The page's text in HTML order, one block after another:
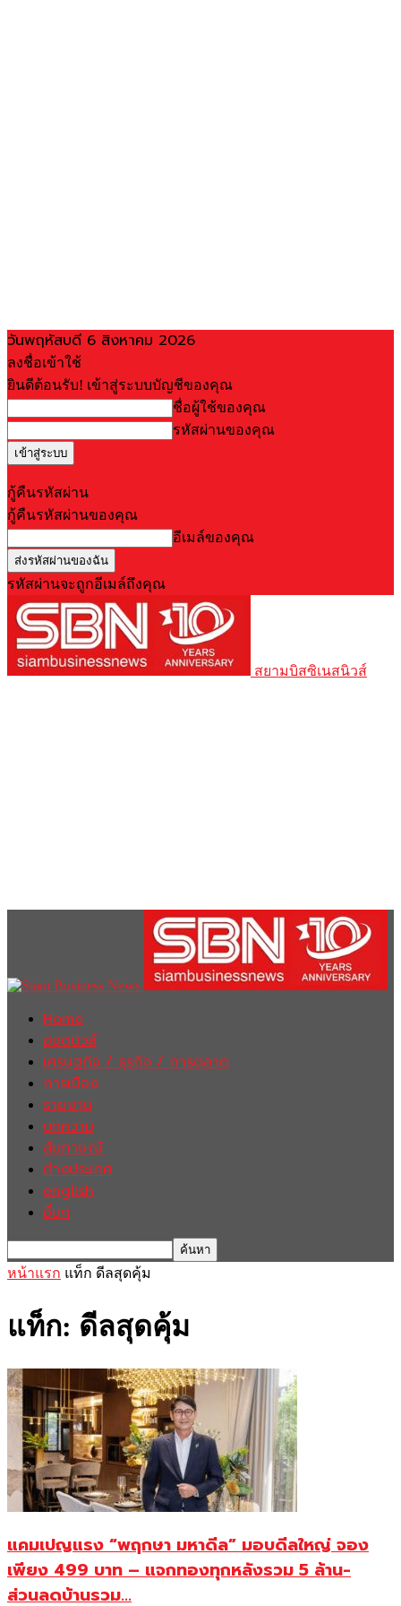
วันพฤหัสบดี 6 สิงหาคม 2026
ลงชื่อเข้าใช้
ยินดีต้อนรับ! เข้าสู่ระบบบัญชีของคุณ
ชื่อผู้ใช้ของคุณ
รหัสผ่านของคุณ
กู้คืนรหัสผ่าน
กู้คืนรหัสผ่านของคุณ
อีเมล์ของคุณ
รหัสผ่านจะถูกอีเมล์ถึงคุณ
สยามบิสซิเนสนิวส์
Home
ฮอตนิวส์
เศรษฐกิจ / ธุรกิจ / การตลาด
การเมือง
รายงาน
บทความ
สัมภาษณ์
ต่างประเทศ
english
อื่นๆ
หน้าแรก แท็ก ดีลสุดคุ้ม
แท็ก: ดีลสุดคุ้ม
แคมเปญแรง “พฤกษา มหาดีล” มอบดีลใหญ่ จอง
เพียง 499 บาท – แจกทองทุกหลังรวม 5 ล้าน-
ส่วนลดบ้านรวม...